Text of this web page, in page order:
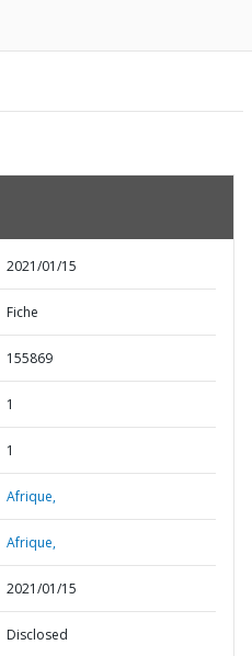
2021/01/15
Fiche
155869
1
1
Afrique,
Afrique,
2021/01/15
Disclosed